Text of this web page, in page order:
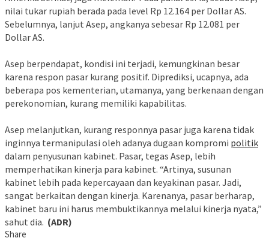
nilai tukar rupiah berada pada level Rp 12.164 per Dollar AS.
Sebelumnya, lanjut Asep, angkanya sebesar Rp 12.081 per
Dollar AS.
Asep berpendapat, kondisi ini terjadi, kemungkinan besar
karena respon pasar kurang positif. Diprediksi, ucapnya, ada
beberapa pos kementerian, utamanya, yang berkenaan dengan
perekonomian, kurang memiliki kapabilitas.
Asep melanjutkan, kurang responnya pasar juga karena tidak
inginnya termanipulasi oleh adanya dugaan kompromi politik
dalam penyusunan kabinet. Pasar, tegas Asep, lebih
memperhatikan kinerja para kabinet. “Artinya, susunan
kabinet lebih pada kepercayaan dan keyakinan pasar. Jadi,
sangat berkaitan dengan kinerja. Karenanya, pasar berharap,
kabinet baru ini harus membuktikannya melalui kinerja nyata,”
sahut dia. (ADR)
Share